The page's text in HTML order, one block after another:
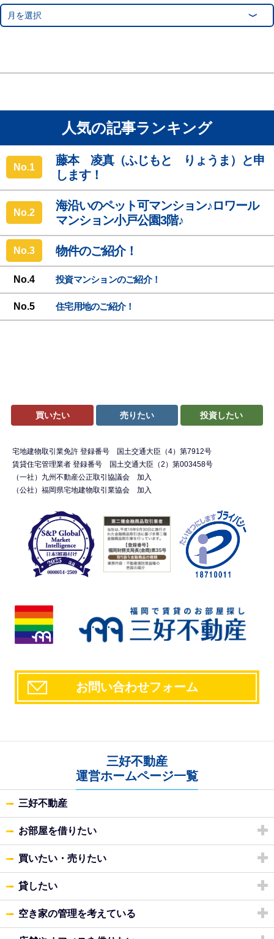
月を選択
人気の記事ランキング
No.
藤本 凌真（ふじもと りょうま）と申
します！
No.
海沿いのペット可マンション♪ロワール
マンション小戸公園3階♪
No. 物件のご紹介！
No. 投資マンションのご紹介！
No. 住宅用地のご紹介！
買いたい 売りたい 投資したい
宅地建物取引業免許 登録番号 国土交通大臣（4）第7912号
賃貸住宅管理業者 登録番号 国土交通大臣（2）第003458号
（一社）九州不動産公正取引協議会 加入
（公社）福岡県宅地建物取引業協会 加入
お問い合わせフォーム
三好不動産
運営ホームページ一覧
三好不動産
お部屋を借りたい
買いたい・売りたい
貸したい
空き家の管理を考えている